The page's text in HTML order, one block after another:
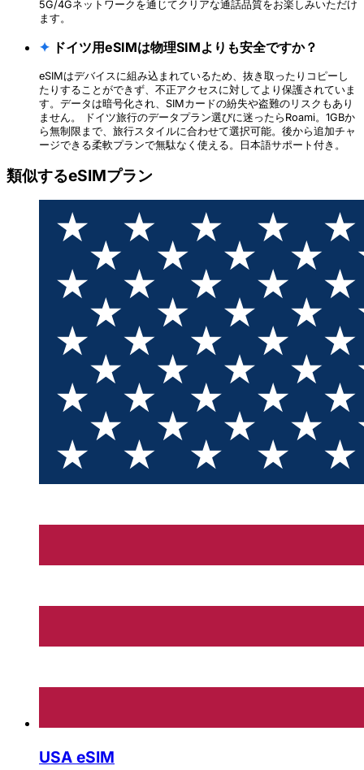
5G/4Gネットワークを通じてクリアな通話品質をお楽しみいただけ
ます。
✦ ドイツ用eSIMは物理SIMよりも安全ですか？
eSIMはデバイスに組み込まれているため、抜き取ったりコピーし
たりすることができず、不正アクセスに対してより保護されていま
す。データは暗号化され、SIMカードの紛失や盗難のリスクもあり
ません。 ドイツ旅行のデータプラン選びに迷ったらRoami。1GBか
ら無制限まで、旅行スタイルに合わせて選択可能。後から追加チャ
ージできる柔軟プランで無駄なく使える。日本語サポート付き。
類似するeSIMプラン
USA eSIM